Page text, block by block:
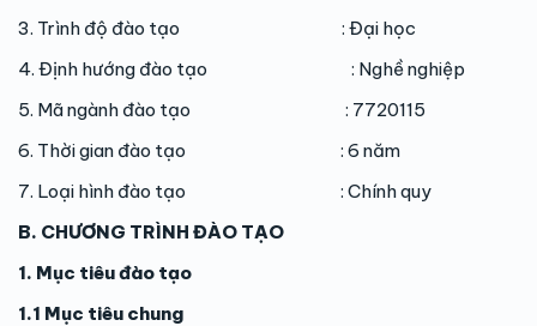
3. Trình độ đào tạo : Đại học
4. Định hướng đào tạo : Nghề nghiệp
5. Mã ngành đào tạo : 7720115
6. Thời gian đào tạo : 6 năm
7. Loại hình đào tạo : Chính quy
B. CHƯƠNG TRÌNH ĐÀO TẠO
1. Mục tiêu đào tạo
1.1 Mục tiêu chung